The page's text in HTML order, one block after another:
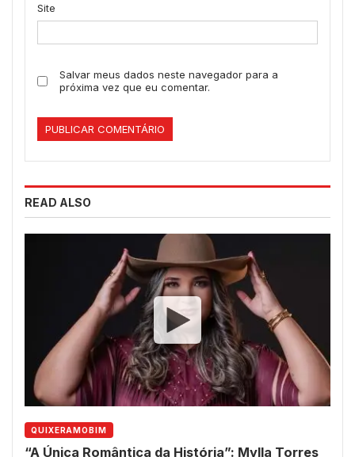
Site
Salvar meus dados neste navegador para a
próxima vez que eu comentar.
READ ALSO
QUIXERAMOBIM
“A Única Romântica da História”: Mylla Torres